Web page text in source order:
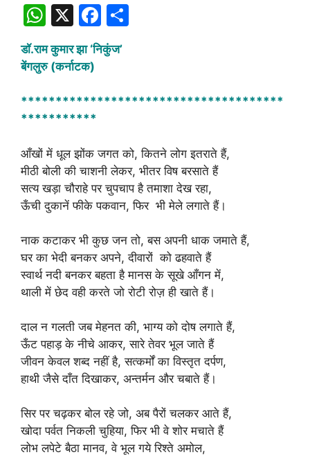
W
at
s
A
p
p
X
F
a
c
b
o
k
डॉ.राम कुमार झा ‘निकुंज’
बेंगलुरु (कर्नाटक)
**************************************
***********
आँखों में धूल झोंक जगत को, कितने लोग इतराते हैं,
मीठी बोली की चाशनी लेकर, भीतर विष बरसाते हैं
सत्य खड़ा चौराहे पर चुपचाप है तमाशा देख रहा,
ऊँची दुकानें फीके पकवान, फिर भी मेले लगाते हैं।
नाक कटाकर भी कुछ जन तो, बस अपनी धाक जमाते हैं,
घर का भेदी बनकर अपने, दीवारों को ढहवाते हैं
स्वार्थ नदी बनकर बहता है मानस के सूखे आँगन में,
थाली में छेद वही करते जो रोटी रोज़ ही खाते हैं।
दाल न गलती जब मेहनत की, भाग्य को दोष लगाते हैं,
ऊँट पहाड़ के नीचे आकर, सारे तेवर भूल जाते हैं
जीवन केवल शब्द नहीं है, सत्कर्मों का विस्तृत दर्पण,
हाथी जैसे दाँत दिखाकर, अन्तर्मन और चबाते हैं।
सिर पर चढ़कर बोल रहे जो, अब पैरों चलकर आते हैं,
खोदा पर्वत निकली चुहिया, फिर भी वे शोर मचाते हैं
लोभ लपेटे बैठा मानव, वे भूल गये रिश्ते अमोल,